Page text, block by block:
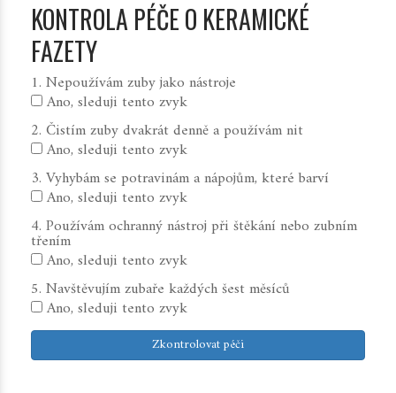
KONTROLA PÉČE O KERAMICKÉ
FAZETY
1. Nepoužívám zuby jako nástroje
Ano, sleduji tento zvyk
2. Čistím zuby dvakrát denně a používám nit
Ano, sleduji tento zvyk
3. Vyhybám se potravinám a nápojům, které barví
Ano, sleduji tento zvyk
4. Používám ochranný nástroj při štěkání nebo zubním
třením
Ano, sleduji tento zvyk
5. Navštěvujím zubaře každých šest měsíců
Ano, sleduji tento zvyk
Zkontrolovat péči